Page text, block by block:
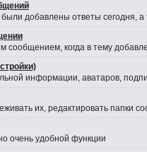
добавлены ответы сегодня,
сообщением, когда в тему
информации, аватаров,
их, редактировать папки
очень удобной функции